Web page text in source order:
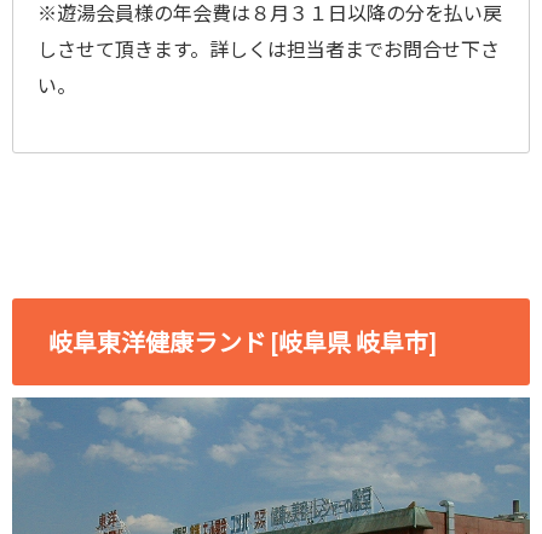
※遊湯会員様の年会費は８月３１日以降の分を払い戻
しさせて頂きます。詳しくは担当者までお問合せ下さ
い。
岐阜東洋健康ランド [岐阜県 岐阜市]